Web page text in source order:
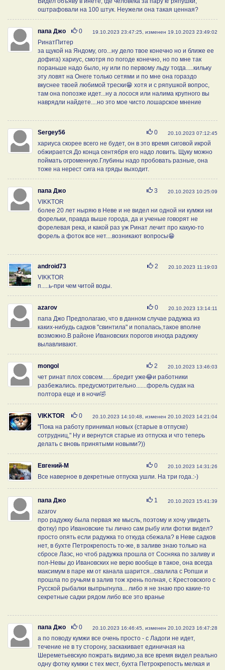
оштрафовали на 100 штук. Неужели она такая ценная?
папа Джо 19.10.2023 23:47:25, изменен 19.10.2023 23:49:02
Нравится
0
РинатПитер
за щукой на Яндому, ого...ну дело твое конечно но и ближе ее
дофига) хариус, смотря по погоде конечно, но по мне так
пораньше надо было, ну или по первому льду тогда.....кильку
эту ловят на Онеге только сетями и по мне она гораздо
вкуснее твоей любимой трески😁 хотя и с ряпушкой вопрос,
там она попозже идет...ну а лосося или налима крупного вы
наврядли найдете....но это мое чисто лошарское мнение
Sergey56 20.10.2023 07:12:45
Нравится
0
хариуса скорее всего не будет, он в это время сиговой икрой
обжирается.До конца сентября его надо ловить. Щуку можно
поймать огроменную.Глубины надо пробовать разные, она
тоже на нерест сига на гряды выходит.
папа Джо 20.10.2023 10:25:09
Нравится
3
VIKKTOR
более 20 лет ныряю в Неве и не видел ни одной ни кумжи ни
форельки, правда выше города, да и ученые говорят не
форелевая река, и какой раз уж Ринат лечит про какую-то
форель а фоток все нет....возникают вопросы😁
android73 20.10.2023 11:19:03
Нравится
2
VIKKTOR
п.....ь-при чем читой воды.
azarov 20.10.2023 13:14:11
Нравится
0
папа Джо Предполагаю, что в данном случае радужка из
каких-нибудь садков "свинтила" и попалась,такое вполне
возможно.В районе Ивановских порогов иногда радужку
вылавливают.
mongol 20.10.2023 13:46:03
Нравится
2
чет ринат плох совсем.......бредит уже😂и работники
разбежались. предусмотрительно.......форель судак на
полтора еще и в ночи🤣
VIKKTOR 20.10.2023 14:10:48, изменен 20.10.2023 14:21:04
Нравится
0
"Пока на работу принимал новых (старые в отпуске)
сотрудниц," Ну и вернутся старые из отпуска и что теперь
делать с вновь принятыми новыми?))
Евгений-М 20.10.2023 14:31:26
Нравится
0
Все наверное в декретные отпуска ушли. На три года.:-)
папа Джо 20.10.2023 15:41:39
Нравится
1
azarov
про радужку была первая же мысль, поэтому и хочу увидеть
фотку) про Ивановские ты лично сам рыбу или фотки видел?
просто опять если радужка то откуда сбежала? в Неве садков
нет, в бухте Петрокрепость то-же, в заливе знаю только на
сбросе Лаэс, но чтоб радужка прошла от Сосняка по заливу и
пол-Невы до Ивановских не верю вообще в такое, она всегда
максимум в паре км от канала шарится...свалила с Ропши и
прошла по ручьям в залив тож хрень полная, с Крестовского с
Русской рыбалки выпрыгнула... либо я не знаю про какие-то
секретные садки рядом либо все это вранье
папа Джо 20.10.2023 16:46:45, изменен 20.10.2023 16:47:28
Нравится
0
а по поводу кумжи все очень просто - с Ладоги не идет,
течение не в ту сторону, заскакивает единичная на
Шереметьевскую пожрать видимо,за все время видел реально
одну фотку кумжи с тех мест, бухта Петрокрепость мелкая и